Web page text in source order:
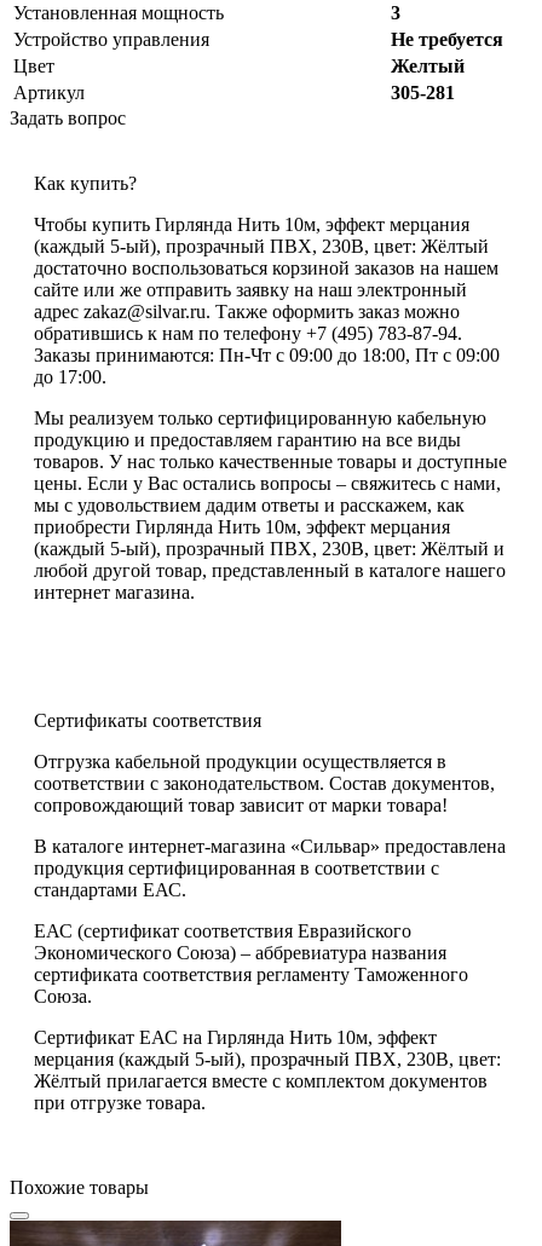
Установленная мощность
3
Устройство управления
Не требуется
Цвет
Желтый
Артикул
305-281
Задать вопрос
Как купить?
Чтобы купить Гирлянда Нить 10м, эффект мерцания
(каждый 5-ый), прозрачный ПВХ, 230В, цвет: Жёлтый
достаточно воспользоваться корзиной заказов на нашем
сайте или же отправить заявку на наш электронный
адрес zakaz@silvar.ru. Также оформить заказ можно
обратившись к нам по телефону +7 (495) 783-87-94.
Заказы принимаются: Пн-Чт с 09:00 до 18:00, Пт с 09:00
до 17:00.
Мы реализуем только сертифицированную кабельную
продукцию и предоставляем гарантию на все виды
товаров. У нас только качественные товары и доступные
цены. Если у Вас остались вопросы – свяжитесь с нами,
мы с удовольствием дадим ответы и расскажем, как
приобрести Гирлянда Нить 10м, эффект мерцания
(каждый 5-ый), прозрачный ПВХ, 230В, цвет: Жёлтый и
любой другой товар, представленный в каталоге нашего
интернет магазина.
Сертификаты соответствия
Отгрузка кабельной продукции осуществляется в
соответствии с законодательством. Состав документов,
сопровождающий товар зависит от марки товара!
В каталоге интернет-магазина «Сильвар» предоставлена
продукция сертифицированная в соответствии с
стандартами ЕАС.
ЕАС (сертификат соответствия Евразийского
Экономического Союза) – аббревиатура названия
сертификата соответствия регламенту Таможенного
Союза.
Сертификат ЕАС на Гирлянда Нить 10м, эффект
мерцания (каждый 5-ый), прозрачный ПВХ, 230В, цвет:
Жёлтый прилагается вместе с комплектом документов
при отгрузке товара.
Похожие товары